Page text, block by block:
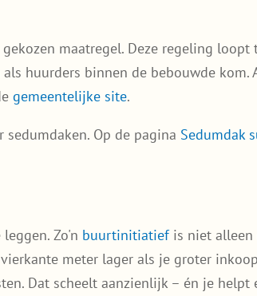
maatregel. Deze regeling
huurders binnen de bebouwde kom.
gemeentelijke site.
Op de pagina Sedumdak
Zo'n buurtinitiatiefis niet alleen
meter lager als je groter
Dat scheelt aanzienlijk – én je helpt